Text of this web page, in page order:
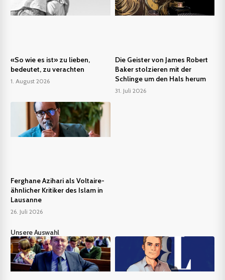
«So wie es ist» zu lieben,
bedeutet, zu verachten
1. August 2026
Die Geister von James Robert
Baker stolzieren mit der
Schlinge um den Hals herum
31. Juli 2026
Ferghane Azihari als Voltaire-
ähnlicher Kritiker des Islam in
Lausanne
26. Juli 2026
Unsere Auswahl